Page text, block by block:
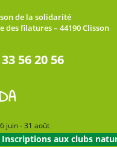
de la solidarité
des filatures – 44190 Clisson
56 20 56
juin-31 août
Inscriptions aux clubs